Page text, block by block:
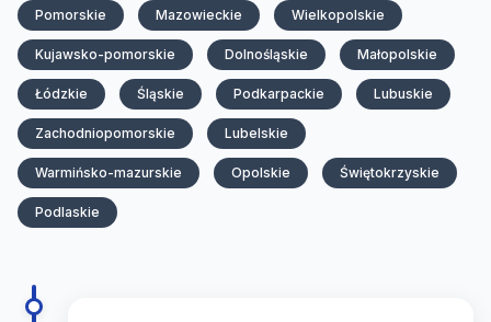
Pomorskie Mazowieckie Wielkopolskie
Kujawsko-pomorskie Dolnośląskie Małopolskie
Łódzkie Śląskie Podkarpackie Lubuskie
Zachodniopomorskie Lubelskie
Warmińsko-mazurskie Opolskie Świętokrzyskie
Podlaskie